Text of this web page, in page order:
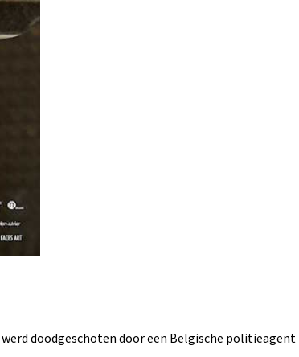
werd doodgeschoten door een Belgische